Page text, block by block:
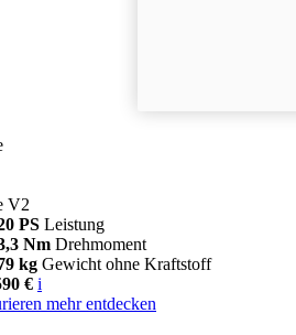
V2
PS Leistung
Nm Drehmoment
kg Gewicht ohne Kraftstoff
€ i
mehr entdecken